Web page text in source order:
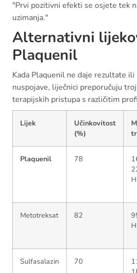
"Prvi pozitivni efekti se osjete tek
uzimanja."
Alternativni
Plaquenil
Kada Plaquenil ne daje rezultate ili
nuspojave, liječnici preporučuju
terapijskih pristupa s različitim
Lijek
Učinkovitost
(%)
Plaquenil 78
Metotreksat 82
Sulfasalazin 70